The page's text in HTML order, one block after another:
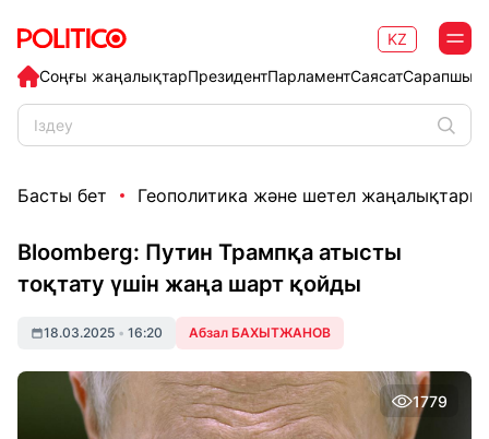
Соңғы жаңалықтарПрезидентПарламентСаясат
KZ
Басты бет Геополитика және шетел жаңалықтары
Bloomberg: Путин Трампқа атысты
тоқтату үшін жаңа шарт қойды
18.03.2025 • 16:20 Абзал БАХЫТЖАНОВ
1779